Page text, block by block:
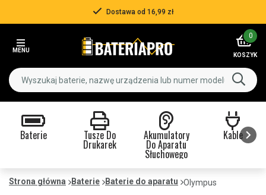
Dostawa od 16,99 zł
MENU
0
KOSZYK
Baterie Tusze Do
Drukarek
Akumulatory
Do Aparatu
Słuchowego
Kable
Strona główna Baterie Baterie do aparatu Olympus